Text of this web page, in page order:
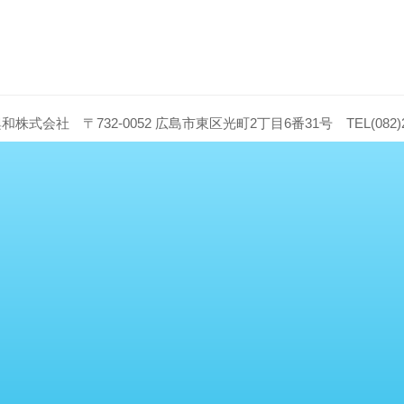
株式会社 〒732-0052 広島市東区光町2丁目6番31号